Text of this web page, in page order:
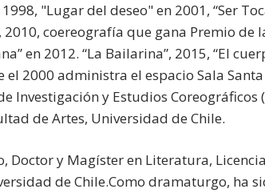
"Lugar del deseo" en 2001, “Ser
2010, coereografía que gana Premio de
en 2012. “La Bailarina”, 2015, “El
el 2000 administra el espacio Sala
Investigación y Estudios Coreográficos
de Artes, Universidad de Chile.
Doctor y Magíster en Literatura,
de Chile.Como dramaturgo, ha